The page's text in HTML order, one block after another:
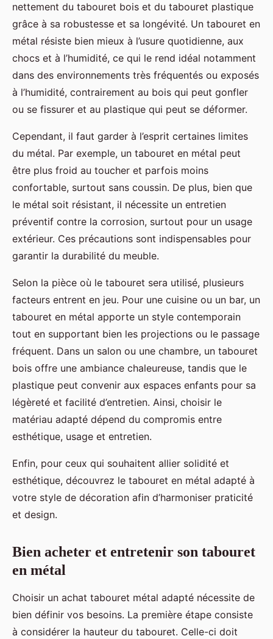
nettement du tabouret bois et du tabouret plastique
grâce à sa robustesse et sa longévité. Un tabouret en
métal résiste bien mieux à l’usure quotidienne, aux
chocs et à l’humidité, ce qui le rend idéal notamment
dans des environnements très fréquentés ou exposés
à l’humidité, contrairement au bois qui peut gonfler
ou se fissurer et au plastique qui peut se déformer.
Cependant, il faut garder à l’esprit certaines limites
du métal. Par exemple, un tabouret en métal peut
être plus froid au toucher et parfois moins
confortable, surtout sans coussin. De plus, bien que
le métal soit résistant, il nécessite un entretien
préventif contre la corrosion, surtout pour un usage
extérieur. Ces précautions sont indispensables pour
garantir la durabilité du meuble.
Selon la pièce où le tabouret sera utilisé, plusieurs
facteurs entrent en jeu. Pour une cuisine ou un bar, un
tabouret en métal apporte un style contemporain
tout en supportant bien les projections ou le passage
fréquent. Dans un salon ou une chambre, un tabouret
bois offre une ambiance chaleureuse, tandis que le
plastique peut convenir aux espaces enfants pour sa
légèreté et facilité d’entretien. Ainsi, choisir le
matériau adapté dépend du compromis entre
esthétique, usage et entretien.
Enfin, pour ceux qui souhaitent allier solidité et
esthétique, découvrez le tabouret en métal adapté à
votre style de décoration afin d’harmoniser praticité
et design.
Bien acheter et entretenir son tabouret
en métal
Choisir un achat tabouret métal adapté nécessite de
bien définir vos besoins. La première étape consiste
à considérer la hauteur du tabouret. Celle-ci doit